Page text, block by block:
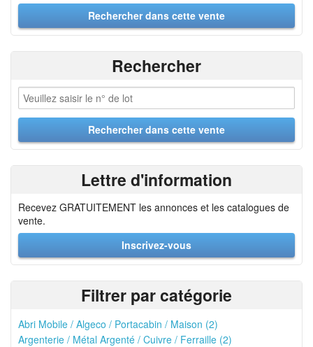
Rechercher
Lettre d'information
Recevez GRATUITEMENT les annonces et les catalogues de
vente.
Inscrivez-vous
Filtrer par catégorie
Abri Mobile / Algeco / Portacabin / Maison (2)
Argenterie / Métal Argenté / Cuivre / Ferraille (2)